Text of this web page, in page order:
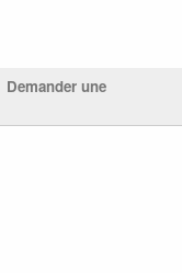
Demander une